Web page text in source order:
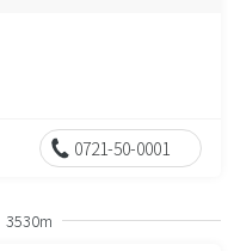
0721-50-0001
3530m